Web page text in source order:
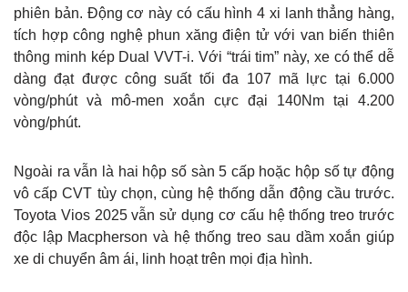
phiên bản. Động cơ này có cấu hình 4 xi lanh thẳng hàng,
tích hợp công nghệ phun xăng điện tử với van biến thiên
thông minh kép Dual VVT-i. Với “trái tim” này, xe có thể dễ
dàng đạt được công suất tối đa 107 mã lực tại 6.000
vòng/phút và mô-men xoắn cực đại 140Nm tại 4.200
vòng/phút.
Ngoài ra vẫn là hai hộp số sàn 5 cấp hoặc hộp số tự động
vô cấp CVT tùy chọn, cùng hệ thống dẫn động cầu trước.
Toyota Vios 2025 vẫn sử dụng cơ cấu hệ thống treo trước
độc lập Macpherson và hệ thống treo sau dầm xoắn giúp
xe di chuyển âm ái, linh hoạt trên mọi địa hình.